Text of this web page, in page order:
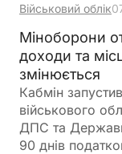
Військовий облік
Міноборони
доходи та
змінюється
Кабмін
військового
ДПС та
90 днів